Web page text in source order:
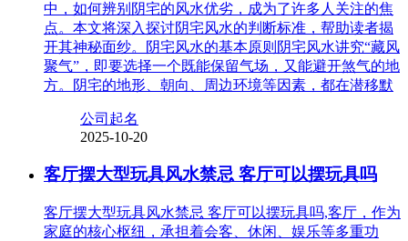
中，如何辨别阴宅的风水优劣，成为了许多人关注的焦
点。本文将深入探讨阴宅风水的判断标准，帮助读者揭
开其神秘面纱。阴宅风水的基本原则阴宅风水讲究“藏风
聚气”，即要选择一个既能保留气场，又能避开煞气的地
方。阴宅的地形、朝向、周边环境等因素，都在潜移默
公司起名
2025-10-20
客厅摆大型玩具风水禁忌 客厅可以摆玩具吗
客厅摆大型玩具风水禁忌 客厅可以摆玩具吗,客厅，作为
家庭的核心枢纽，承担着会客、休闲、娱乐等多重功